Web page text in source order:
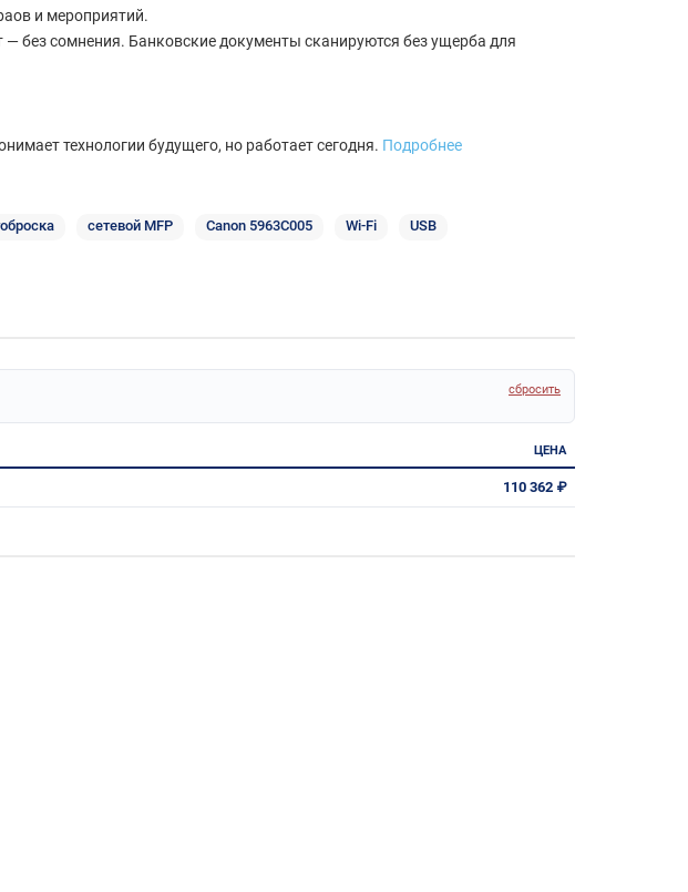
и мероприятий.
— без сомнения. Банковские документы сканируются без ущерба для
технологии будущего, но работает сегодня. Подробнее
сетевой MFP Canon 5963C005 Wi-Fi USB
сбросить
ЦЕНА
110 362 ₽